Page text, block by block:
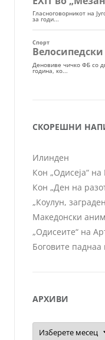
СКОРЕШНИ
Илинден
Кон „Одисеја“
Кон „Ден на
„Коулун,
Македонски
„Одисеите“ на
Боговите паднаа
АРХИВИ
Архиви